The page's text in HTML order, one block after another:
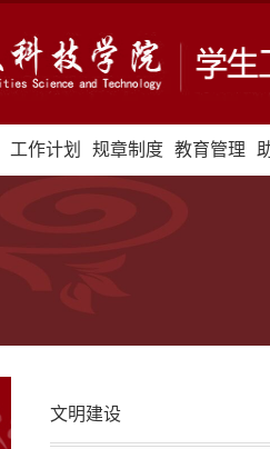
工作计划 规章制度 教育管理
文明建设